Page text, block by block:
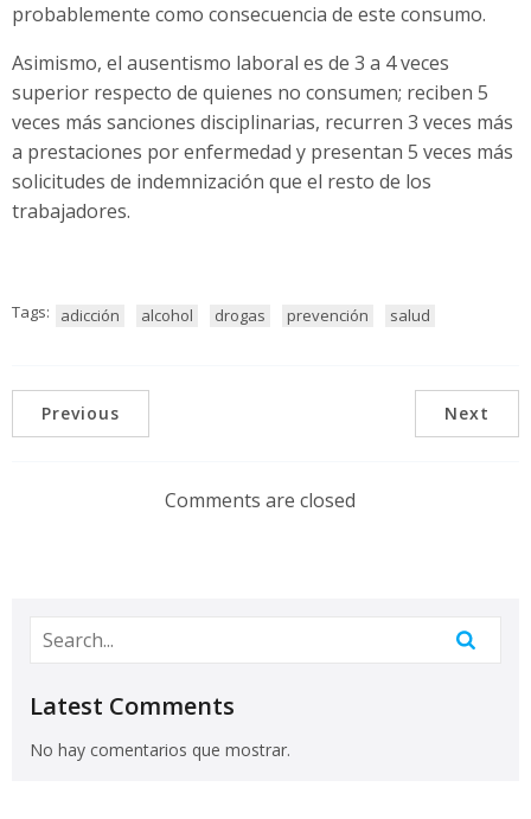
probablemente como consecuencia de este consumo.
Asimismo, el ausentismo laboral es de 3 a 4 veces
superior respecto de quienes no consumen; reciben 5
veces más sanciones disciplinarias, recurren 3 veces más
a prestaciones por enfermedad y presentan 5 veces más
solicitudes de indemnización que el resto de los
trabajadores.
Tags: adicción alcohol drogas prevención salud
Previous Next
Comments are closed
Latest Comments
No hay comentarios que mostrar.